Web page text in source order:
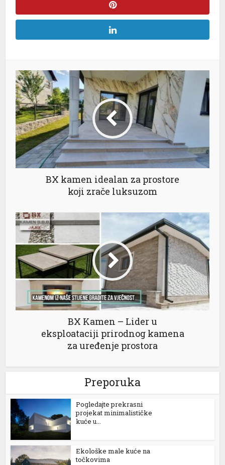
BX kamen idealan za prostore
koji zrače luksuzom
BX Kamen – Lider u
eksploataciji prirodnog kamena
za uređenje prostora
Preporuka
Pogledajte prekrasni
projekat minimalističke
kuće u...
Ekološke male kuće na
točkovima